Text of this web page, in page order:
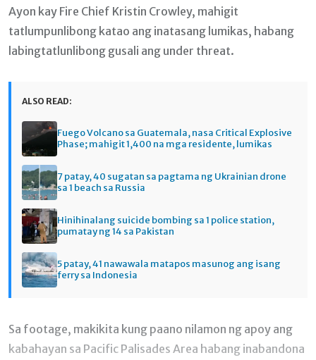
Ayon kay Fire Chief Kristin Crowley, mahigit
tatlumpunlibong katao ang inatasang lumikas, habang
labingtatlunlibong gusali ang under threat.
ALSO READ:
Fuego Volcano sa Guatemala, nasa Critical Explosive
Phase; mahigit 1,400 na mga residente, lumikas
7 patay, 40 sugatan sa pagtama ng Ukrainian drone
sa 1 beach sa Russia
Hinihinalang suicide bombing sa 1 police station,
pumatay ng 14 sa Pakistan
5 patay, 41 nawawala matapos masunog ang isang
ferry sa Indonesia
Sa footage, makikita kung paano nilamon ng apoy ang
kabahayan sa Pacific Palisades Area habang inabandona